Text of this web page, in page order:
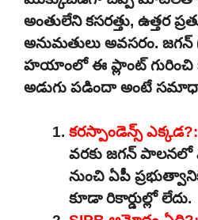
అంతులేని కసరత్తు, ఉత్తర
అనుమతులు అవసరం. జగన్
హయాంలో ఈ ప్లాంట్ గురించి
అడుగు పడిందా అంటే
కరస్పాండెన్స్ ఎక్కడ?:
వరకు జగన్ పాలనలో
నుంచి ఏపీ
కూడా రికార్డుల్లో లేదు.